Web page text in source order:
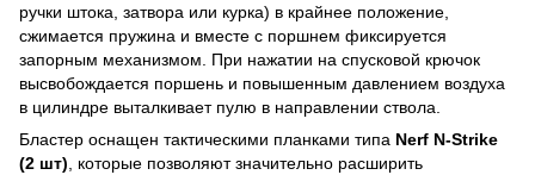
ручки штока, затвора или курка) в крайнее положение,
сжимается пружина и вместе с поршнем фиксируется
запорным механизмом. При нажатии на спусковой крючок
высвобождается поршень и повышенным давлением воздуха
в цилиндре выталкивает пулю в направлении ствола.
Бластер оснащен тактическими планками типа Nerf N-Strike
(2 шт) , которые позволяют значительно расширить